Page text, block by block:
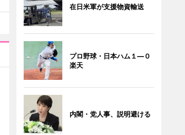
在日米軍が支援物資輸送
プロ野球・日本ハム１―０
楽天
内閣・党人事、説明避ける